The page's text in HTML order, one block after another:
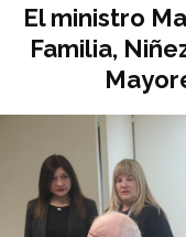
El ministro
Familia,